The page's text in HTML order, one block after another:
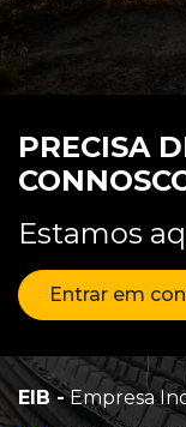
PRECISA
Estamos
Entrar em
EIB -Empresa